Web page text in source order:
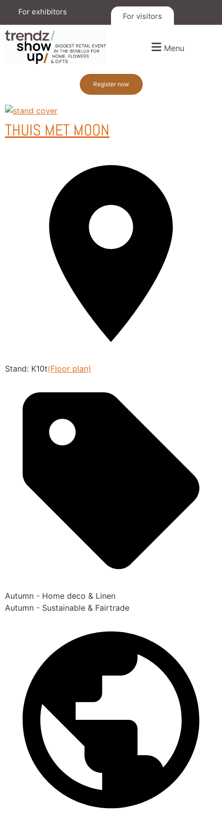
For exhibitors For visitors
Menu
Register now
THUIS MET MOON
Stand: K10t(Floor plan)
Autumn - Home deco & Linen
Autumn - Sustainable & Fairtrade